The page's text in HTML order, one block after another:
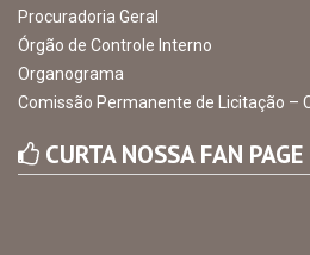
Procuradoria Geral
Órgão de Controle Interno
Organograma
Comissão Permanente de Licitação –
CURTA NOSSA FAN PAGE